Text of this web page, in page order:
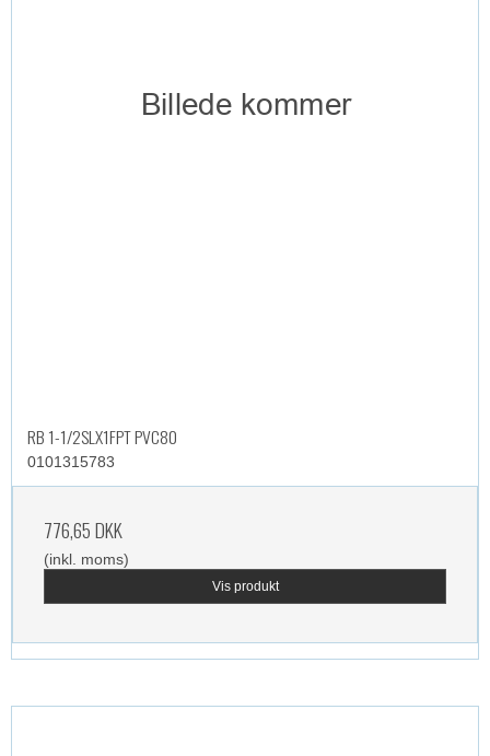
RB 1-1/2SLX1FPT PVC80
0101315783
776,65 DKK
(inkl. moms)
Vis produkt